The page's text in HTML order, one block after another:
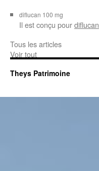
diflucan 100 mg
Il est conçu pourdiflucan
Tous les articles
Voir tout
Theys Patrimoine